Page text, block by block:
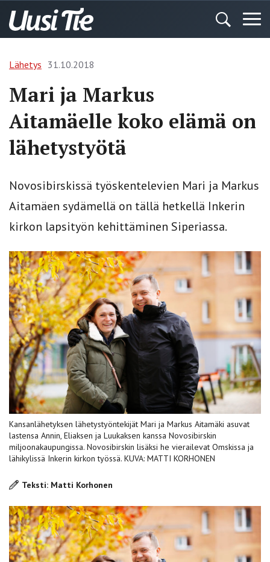
Lähetys 31.10.2018
Mari ja Markus
Aitamäelle koko elämä on
lähetystyötä
Novosibirskissä työskentelevien Mari ja Markus
Aitamäen sydämellä on tällä hetkellä Inkerin
kirkon lapsityön kehittäminen Siperiassa.
Kansanlähetyksen lähetystyöntekijät Mari ja Markus Aitamäki asuvat
lastensa Annin, Eliaksen ja Luukaksen kanssa Novosibirskin
miljoonakaupungissa. Novosibirskin lisäksi he vierailevat Omskissa ja
lähikylissä Inkerin kirkon työssä. KUVA: MATTI KORHONEN
Teksti: Matti Korhonen